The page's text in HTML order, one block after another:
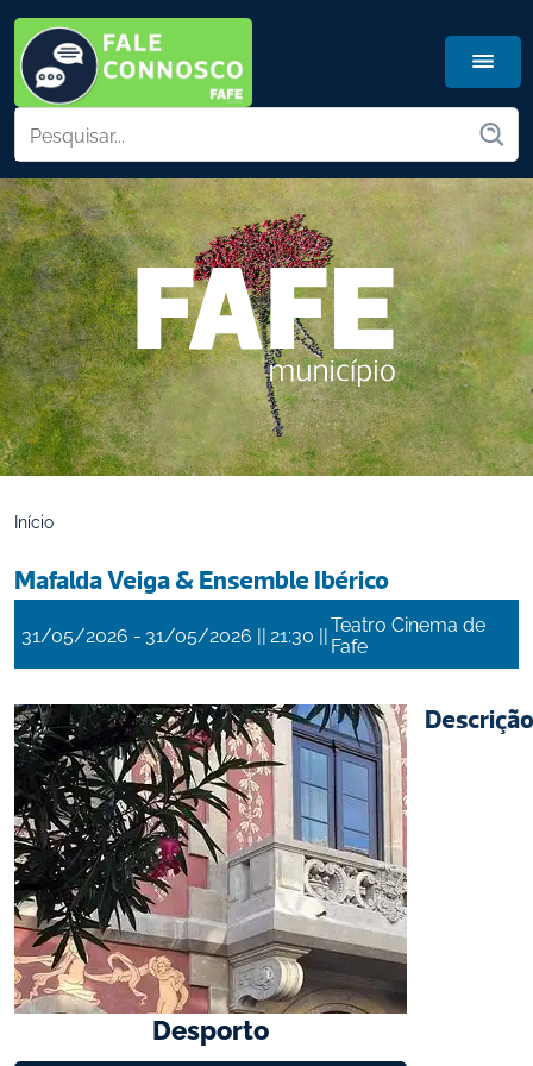
Início
Mafalda Veiga & Ensemble Ibérico
31/05/2026 31/05/2026 21:30 || Teatro Cinema de
Fafe
Desporto
Descrição